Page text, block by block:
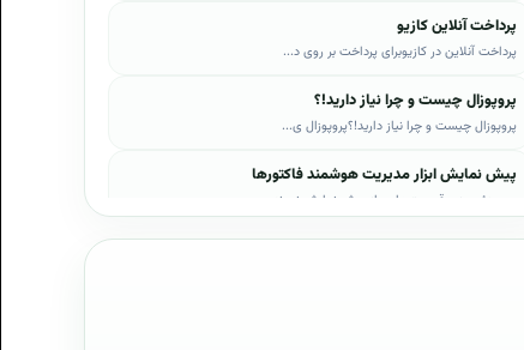
پرداخت آنلاین کازیو
پرداخت آنلاین در کازیوبرای پرداخت بر روی د...
پروپوزال چیست و چرا نیاز دارید!؟
پروپوزال چیست و چرا نیاز دارید!؟پروپوزال ی...
پیش نمایش ابزار مدیریت هوشمند فاکتورها
در ویدئوی زیر قسمت‌هایی از پیش نمایش نمونه...